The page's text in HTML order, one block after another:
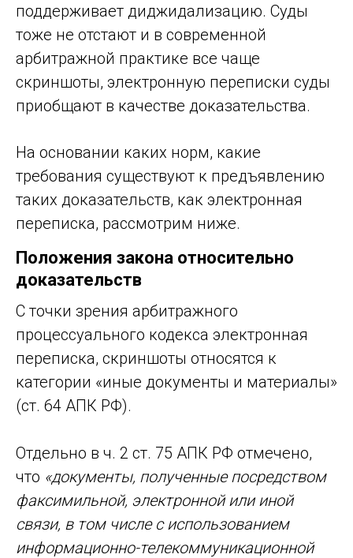
поддерживает диджидализацию. Суды
тоже не отстают и в современной
арбитражной практике все чаще
скриншоты, электронную переписки суды
приобщают в качестве доказательства.
На основании каких норм, какие
требования существуют к предъявлению
таких доказательств, как электронная
переписка, рассмотрим ниже.
Положения закона относительно
доказательств
С точки зрения арбитражного
процессуального кодекса электронная
переписка, скриншоты относятся к
категории «иные документы и материалы»
(ст. 64 АПК РФ).
Отдельно в ч. 2 ст. 75 АПК РФ отмечено,
что «документы, полученные посредством
факсимильной, электронной или иной
связи, в том числе с использованием
информационно-телекоммуникационной